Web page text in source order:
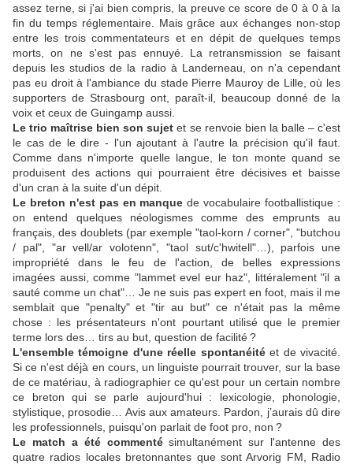
assez terne, si j'ai bien compris, la preuve ce score de 0 à 0 à la
fin du temps réglementaire. Mais grâce aux échanges non-stop
entre les trois commentateurs et en dépit de quelques temps
morts, on ne s'est pas ennuyé. La retransmission se faisant
depuis les studios de la radio à Landerneau, on n'a cependant
pas eu droit à l'ambiance du stade Pierre Mauroy de Lille, où les
supporters de Strasbourg ont, paraît-il, beaucoup donné de la
voix et ceux de Guingamp aussi.
Le trio maîtrise bien son sujet et se renvoie bien la balle – c'est
le cas de le dire - l'un ajoutant à l'autre la précision qu'il faut.
Comme dans n'importe quelle langue, le ton monte quand se
produisent des actions qui pourraient être décisives et baisse
d'un cran à la suite d'un dépit.
Le breton n'est pas en manque de vocabulaire footballistique :
on entend quelques néologismes comme des emprunts au
français, des doublets (par exemple "taol-korn / corner", "butchou
/ pal", "ar vell/ar volotenn", "taol sut/c'hwitell"…), parfois une
impropriété dans le feu de l'action, de belles expressions
imagées aussi, comme "lammet evel eur haz", littéralement "il a
sauté comme un chat"… Je ne suis pas expert en foot, mais il me
semblait que "penalty" et "tir au but" ce n'était pas la même
chose : les présentateurs n'ont pourtant utilisé que le premier
terme lors des… tirs au but, question de facilité ?
L'ensemble témoigne d'une réelle spontanéitéet de vivacité.
Si ce n'est déjà en cours, un linguiste pourrait trouver, sur la base
de ce matériau, à radiographier ce qu'est pour un certain nombre
ce breton qui se parle aujourd'hui : lexicologie, phonologie,
stylistique, prosodie… Avis aux amateurs. Pardon, j’aurais dû dire
les professionnels, puisqu'on parlait de foot pro, non ?
Le match a été commentésimultanément sur l'antenne des
quatre radios locales bretonnantes que sont Arvorig FM, Radio